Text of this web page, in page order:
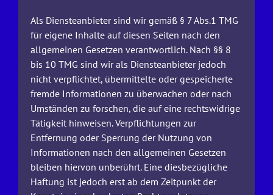
Als Diensteanbieter sind wir gemäß § 7 Abs.1 TMG
für eigene Inhalte auf diesen Seiten nach den
allgemeinen Gesetzen verantwortlich. Nach §§ 8
bis 10 TMG sind wir als Diensteanbieter jedoch
nicht verpflichtet, übermittelte oder gespeicherte
fremde Informationen zu überwachen oder nach
Umständen zu forschen, die auf eine rechtswidrige
Tätigkeit hinweisen. Verpflichtungen zur
Entfernung oder Sperrung der Nutzung von
Informationen nach den allgemeinen Gesetzen
bleiben hiervon unberührt. Eine diesbezügliche
Haftung ist jedoch erst ab dem Zeitpunkt der